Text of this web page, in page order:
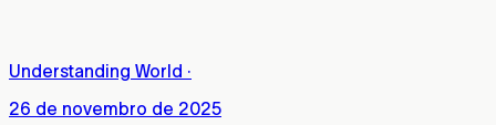
Understanding World ·
26 de novembro de 2025